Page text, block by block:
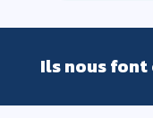
Ils nous